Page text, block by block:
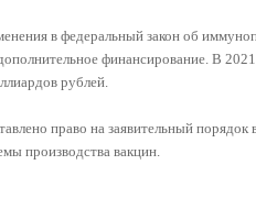
в федеральный закон об
финансирование. В
рублей.
право на заявительный
производства вакцин.